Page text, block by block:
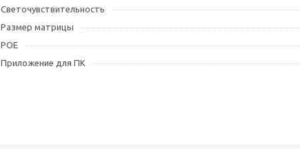
Светочувствительность
Размер матрицы
POE
Приложение для ПК